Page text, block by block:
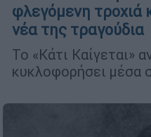
φλεγόμενη τροχιά
νέα της τραγούδια
Το «Κάτι Καίγεται»
κυκλοφορήσει μέσα